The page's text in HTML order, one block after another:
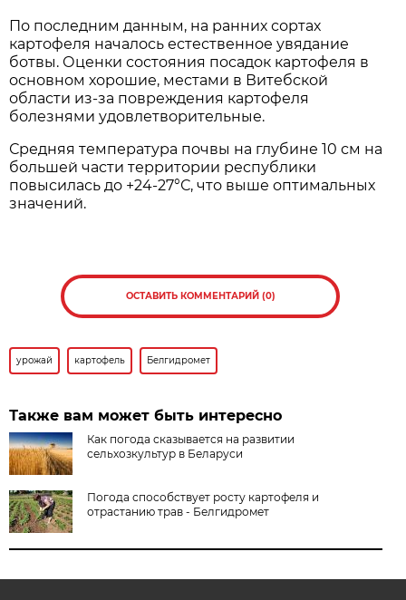
По последним данным, на ранних сортах
картофеля началось естественное увядание
ботвы. Оценки состояния посадок картофеля в
основном хорошие, местами в Витебской
области из-за повреждения картофеля
болезнями удовлетворительные.
Средняя температура почвы на глубине 10 см на
большей части территории республики
повысилась до +24-27°С, что выше оптимальных
значений.
ОСТАВИТЬ КОММЕНТАРИЙ (0)
урожай картофель Белгидромет
Также вам может быть интересно
Как погода сказывается на развитии
сельхозкультур в Беларуси
Погода способствует росту картофеля и
отрастанию трав - Белгидромет